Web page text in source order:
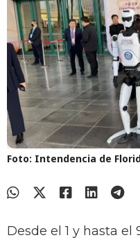
Foto: Intendencia de
Desde el 1 y hasta